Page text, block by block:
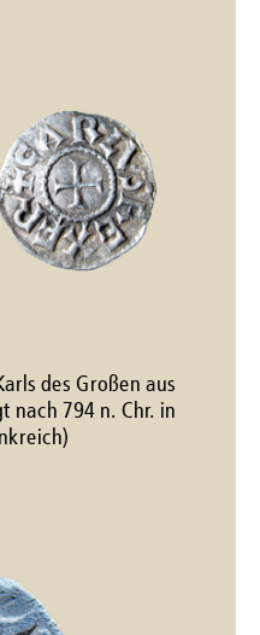
des Großen aus
nach 794 n. Chr. in